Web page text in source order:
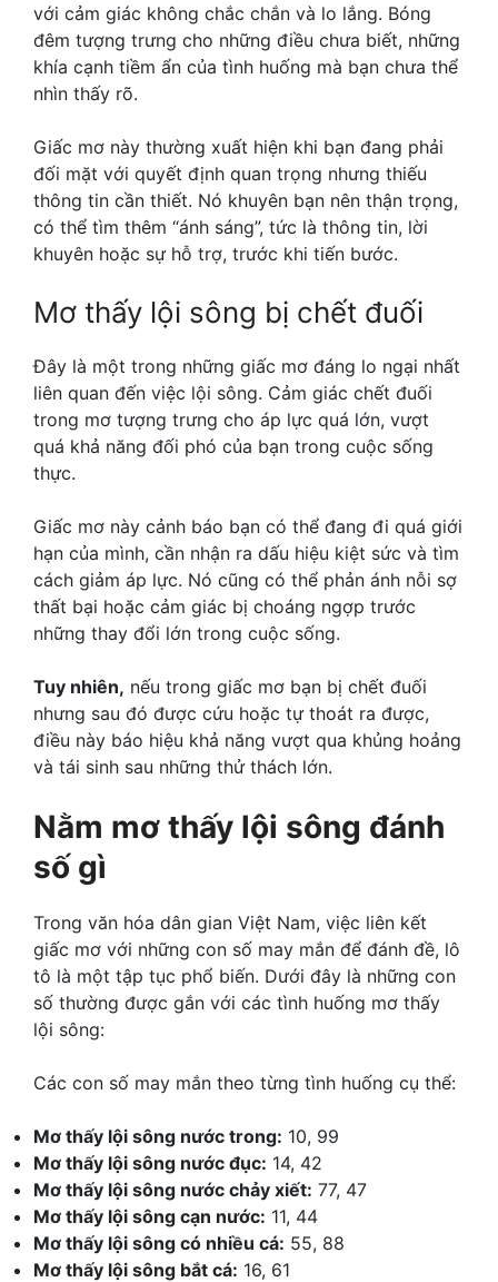
với cảm giác không chắc chắn và lo lắng. Bóng
đêm tượng trưng cho những điều chưa biết, những
khía cạnh tiềm ẩn của tình huống mà bạn chưa thể
nhìn thấy rõ.
Giấc mơ này thường xuất hiện khi bạn đang phải
đối mặt với quyết định quan trọng nhưng thiếu
thông tin cần thiết. Nó khuyên bạn nên thận trọng,
có thể tìm thêm “ánh sáng”, tức là thông tin, lời
khuyên hoặc sự hỗ trợ, trước khi tiến bước.
Mơ thấy lội sông bị chết đuối
Đây là một trong những giấc mơ đáng lo ngại nhất
liên quan đến việc lội sông. Cảm giác chết đuối
trong mơ tượng trưng cho áp lực quá lớn, vượt
quá khả năng đối phó của bạn trong cuộc sống
thực.
Giấc mơ này cảnh báo bạn có thể đang đi quá giới
hạn của mình, cần nhận ra dấu hiệu kiệt sức và tìm
cách giảm áp lực. Nó cũng có thể phản ánh nỗi sợ
thất bại hoặc cảm giác bị choáng ngợp trước
những thay đổi lớn trong cuộc sống.
Tuy nhiên, nếu trong giấc mơ bạn bị chết đuối
nhưng sau đó được cứu hoặc tự thoát ra được,
điều này báo hiệu khả năng vượt qua khủng hoảng
và tái sinh sau những thử thách lớn.
Nằm mơ thấy lội sông đánh
số gì
Trong văn hóa dân gian Việt Nam, việc liên kết
giấc mơ với những con số may mắn để đánh đề, lô
tô là một tập tục phổ biến. Dưới đây là những con
số thường được gắn với các tình huống mơ thấy
lội sông:
Các con số may mắn theo từng tình huống cụ thể:
Mơ thấy lội sông nước trong: 10, 99
Mơ thấy lội sông nước đục: 14, 42
Mơ thấy lội sông nước chảy xiết: 77, 47
Mơ thấy lội sông cạn nước: 11, 44
Mơ thấy lội sông có nhiều cá: 55, 88
Mơ thấy lội sông bắt cá: 16, 61